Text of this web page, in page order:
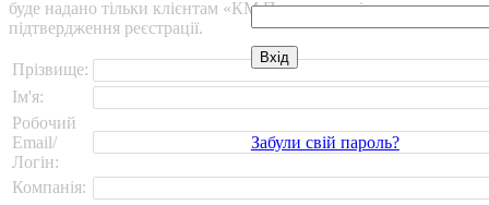
Забули свій пароль?
буде надано тільки клієнтам «КМ Партнери» після
підтвердження реєстрації.
Прізвище:
Ім'я:
Робочий
Email/
Логін:
Компанія: